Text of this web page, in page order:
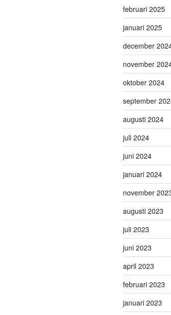
februari 2025
januari 2025
december
november
oktober 2024
september
augusti 2024
juli 2024
juni 2024
januari 2024
november
augusti 2023
juli 2023
juni 2023
april 2023
februari 2023
januari 2023